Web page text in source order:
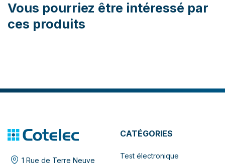
Vous pourriez être intéressé par
ces produits
1 Rue de Terre Neuve
CATÉGORIES
Test électronique